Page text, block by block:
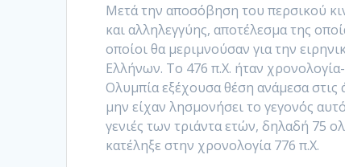
Μετά την αποσόβηση του περσικού
και αλληλεγγύης, αποτέλεσμα της
οποίοι θα μεριμνούσαν για την
Ελλήνων. Το 476 π.Χ. ήταν
Ολυμπία εξέχουσα θέση ανάμεσα στις
μην είχαν λησμονήσει το γεγονός
γενιές των τριάντα ετών, δηλαδή 75
κατέληξε στην χρονολογία 776 π.Χ.